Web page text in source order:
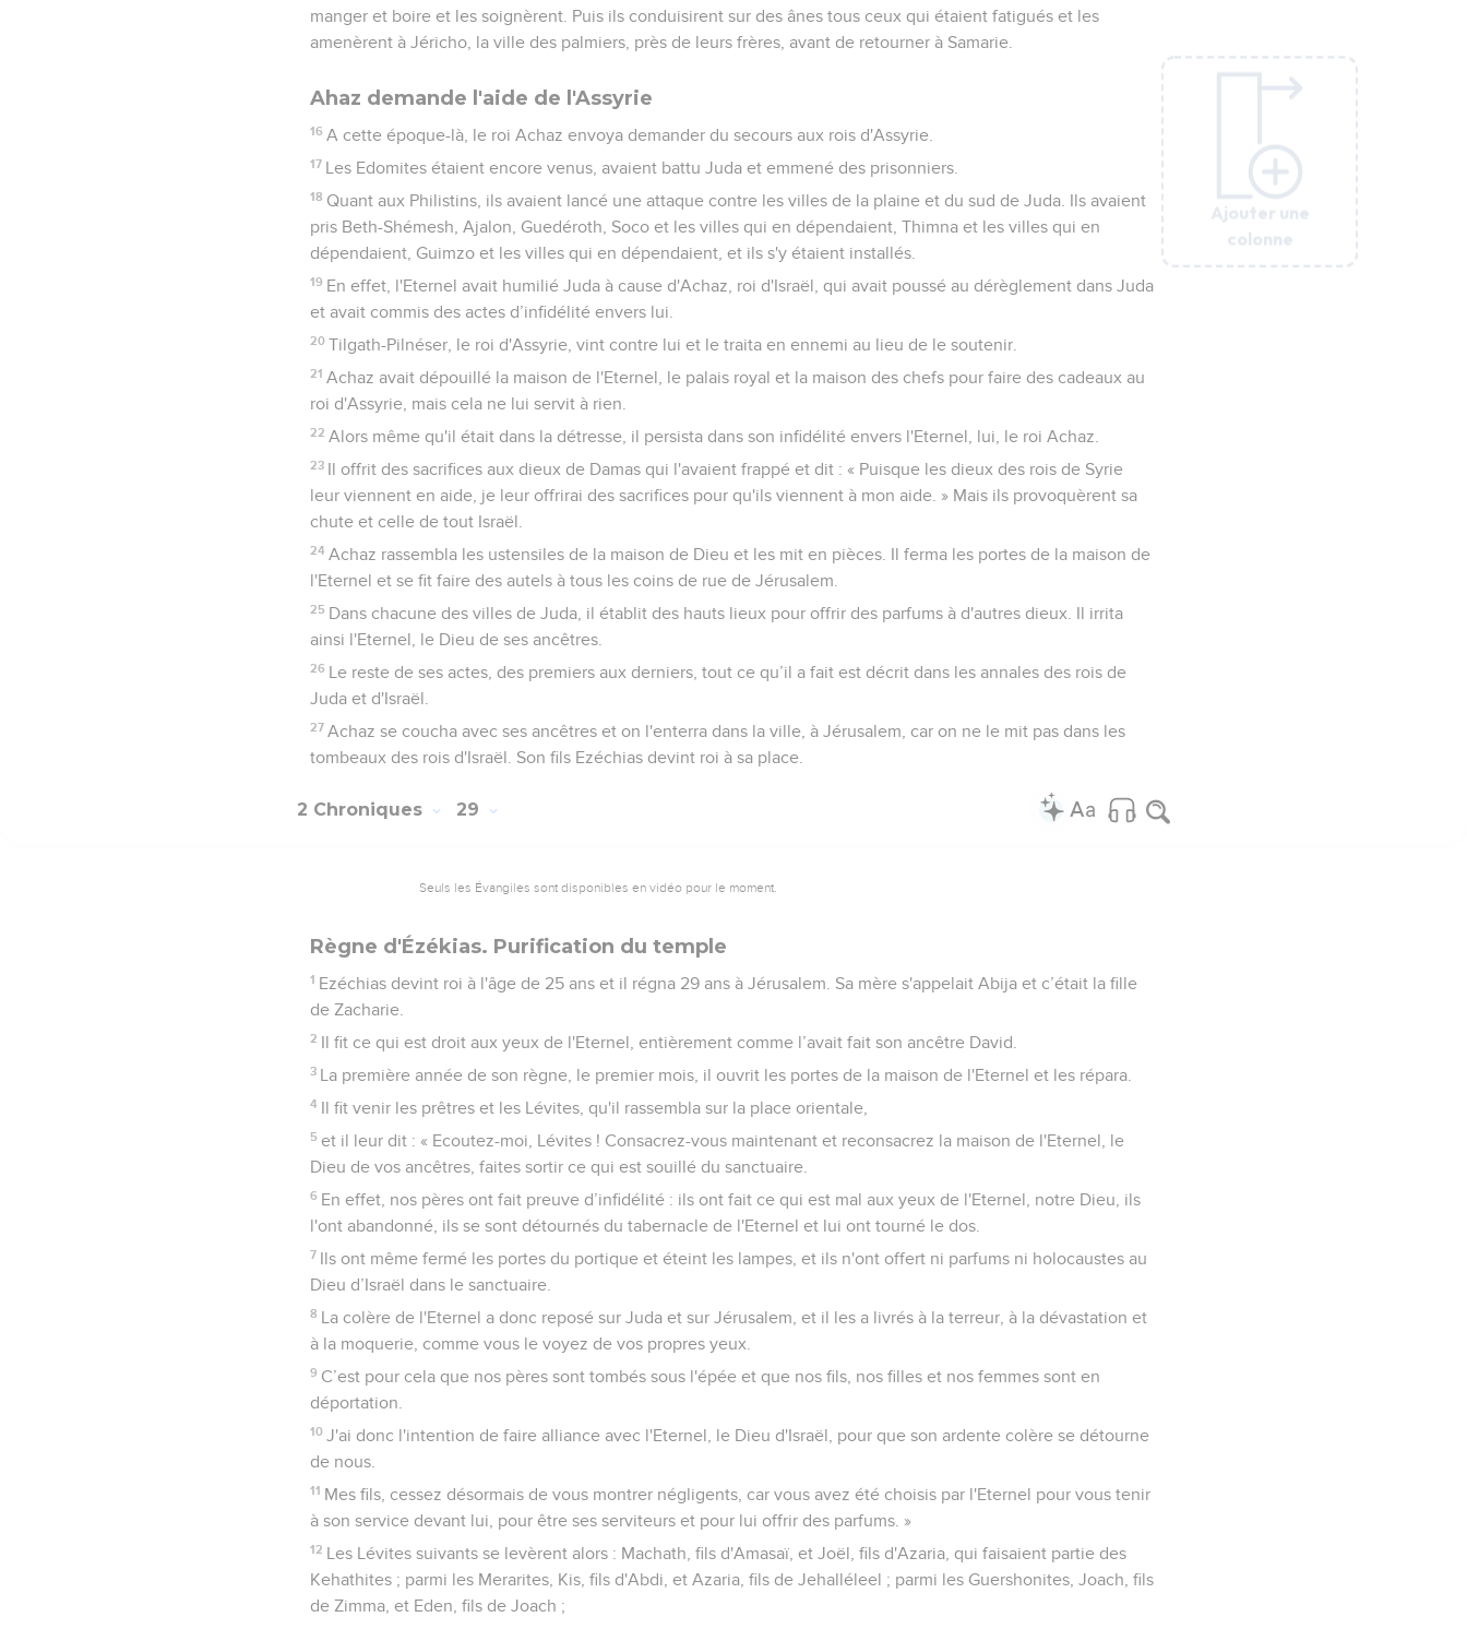
Ajouter une
colonne
Ajouter une
colonne
manger et boire et les soignèrent. Puis ils conduisirent sur des ânes tous ceux qui étaient fatigués et les
amenèrent à Jéricho, la ville des palmiers, près de leurs frères, avant de retourner à Samarie.
Ahaz demande l'aide de l'Assyrie
16 A cette époque-là, le roi Achaz envoya demander du secours aux rois d'Assyrie.
17 Les Edomites étaient encore venus, avaient battu Juda et emmené des prisonniers.
18 Quant aux Philistins, ils avaient lancé une attaque contre les villes de la plaine et du sud de Juda. Ils avaient
pris Beth-Shémesh, Ajalon, Guedéroth, Soco et les villes qui en dépendaient, Thimna et les villes qui en
dépendaient, Guimzo et les villes qui en dépendaient, et ils s'y étaient installés.
19 En effet, l'Eternel avait humilié Juda à cause d'Achaz, roi d'Israël, qui avait poussé au dérèglement dans Juda
et avait commis des actes d’infidélité envers lui.
20 Tilgath-Pilnéser, le roi d'Assyrie, vint contre lui et le traita en ennemi au lieu de le soutenir.
21 Achaz avait dépouillé la maison de l'Eternel, le palais royal et la maison des chefs pour faire des cadeaux au
roi d'Assyrie, mais cela ne lui servit à rien.
22 Alors même qu'il était dans la détresse, il persista dans son infidélité envers l'Eternel, lui, le roi Achaz.
23 Il offrit des sacrifices aux dieux de Damas qui l'avaient frappé et dit : « Puisque les dieux des rois de Syrie
leur viennent en aide, je leur offrirai des sacrifices pour qu'ils viennent à mon aide. » Mais ils provoquèrent sa
chute et celle de tout Israël.
24 Achaz rassembla les ustensiles de la maison de Dieu et les mit en pièces. Il ferma les portes de la maison de
l'Eternel et se fit faire des autels à tous les coins de rue de Jérusalem.
25 Dans chacune des villes de Juda, il établit des hauts lieux pour offrir des parfums à d'autres dieux. Il irrita
ainsi l'Eternel, le Dieu de ses ancêtres.
26 Le reste de ses actes, des premiers aux derniers, tout ce qu’il a fait est décrit dans les annales des rois de
Juda et d'Israël.
27 Achaz se coucha avec ses ancêtres et on l'enterra dans la ville, à Jérusalem, car on ne le mit pas dans les
tombeaux des rois d'Israël. Son fils Ezéchias devint roi à sa place.
Ajouter une
colonne
2 Chroniques 29
Seuls les Évangiles sont disponibles en vidéo pour le moment.
Règne d'Ézékias. Purification du temple
1 Ezéchias devint roi à l'âge de 25 ans et il régna 29 ans à Jérusalem. Sa mère s'appelait Abija et c’était la fille
de Zacharie.
2 Il fit ce qui est droit aux yeux de l'Eternel, entièrement comme l’avait fait son ancêtre David.
3 La première année de son règne, le premier mois, il ouvrit les portes de la maison de l'Eternel et les répara.
4 Il fit venir les prêtres et les Lévites, qu'il rassembla sur la place orientale,
5 et il leur dit : « Ecoutez-moi, Lévites ! Consacrez-vous maintenant et reconsacrez la maison de l'Eternel, le
Dieu de vos ancêtres, faites sortir ce qui est souillé du sanctuaire.
6 En effet, nos pères ont fait preuve d’infidélité : ils ont fait ce qui est mal aux yeux de l'Eternel, notre Dieu, ils
l'ont abandonné, ils se sont détournés du tabernacle de l'Eternel et lui ont tourné le dos.
7 Ils ont même fermé les portes du portique et éteint les lampes, et ils n'ont offert ni parfums ni holocaustes au
Dieu d’Israël dans le sanctuaire.
8 La colère de l'Eternel a donc reposé sur Juda et sur Jérusalem, et il les a livrés à la terreur, à la dévastation et
à la moquerie, comme vous le voyez de vos propres yeux.
9 C’est pour cela que nos pères sont tombés sous l'épée et que nos fils, nos filles et nos femmes sont en
déportation.
10 J'ai donc l'intention de faire alliance avec l'Eternel, le Dieu d'Israël, pour que son ardente colère se détourne
de nous.
11 Mes fils, cessez désormais de vous montrer négligents, car vous avez été choisis par l'Eternel pour vous tenir
à son service devant lui, pour être ses serviteurs et pour lui offrir des parfums. »
12 Les Lévites suivants se levèrent alors : Machath, fils d'Amasaï, et Joël, fils d'Azaria, qui faisaient partie des
Kehathites ; parmi les Merarites, Kis, fils d'Abdi, et Azaria, fils de Jehalléleel ; parmi les Guershonites, Joach, fils
de Zimma, et Eden, fils de Joach ;
Ajouter une
colonne
Ajouter une
colonne